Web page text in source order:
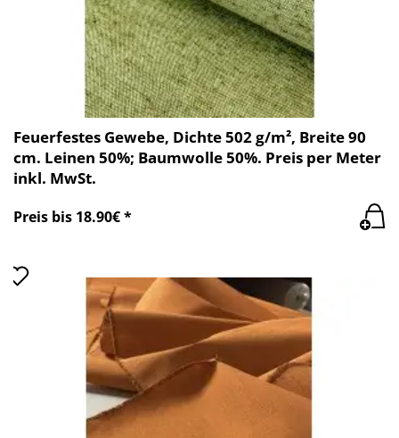
Feuerfestes Gewebe, Dichte 502 g/m², Breite 90
cm. Leinen 50%; Baumwolle 50%. Preis per Meter
inkl. MwSt.
Preis bis 18.90€ *